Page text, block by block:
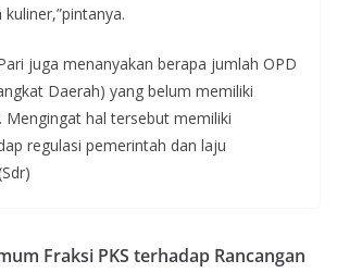
juga menanyakan berapa jumlah OPD
Daerah) yang belum memiliki
hal tersebut memiliki
regulasi pemerintah dan laju
Fraksi PKS terhadap Rancangan